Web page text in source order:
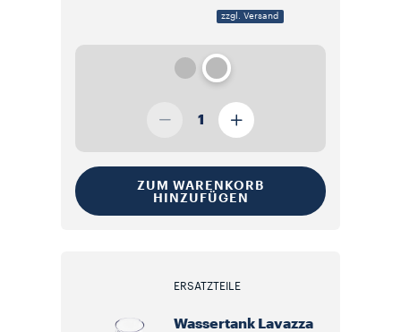
zzgl. Versand
1
ZUM WARENKORB
HINZUFÜGEN
ERSATZTEILE
Wassertank Lavazza